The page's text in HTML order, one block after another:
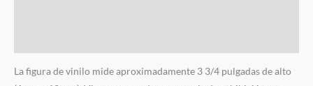
La figura de vinilo mide aproximadamente 3 3/4 pulgadas de alto